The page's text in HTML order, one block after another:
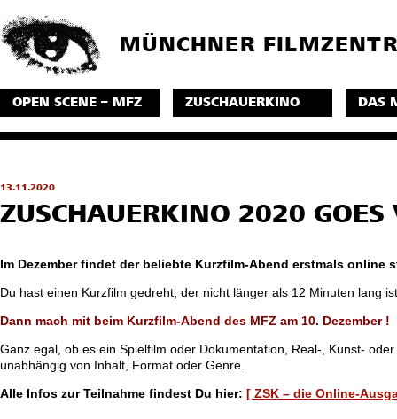
MÜNCHNER
OPEN SCENE – MFZ ZUSCHAUERKINO DAS
13.11.2020
ZUSCHAUERKINO 2020
Im Dezember findet der beliebte Kurzfilm-Abend erstmals online
Du hast einen Kurzfilm gedreht, der nicht länger als 12 Minuten lang
Dann mach mit beim Kurzfilm-Abend des MFZ am 10. Dezember !
Ganz egal, ob es ein Spielfilm oder Dokumentation, Real-, Kunst-
unabhängig von Inhalt, Format oder Genre.
Alle Infos zur Teilnahme findest Du hier: [ ZSK – die Online-